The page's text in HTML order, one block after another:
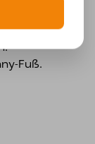
mit
Fuß.